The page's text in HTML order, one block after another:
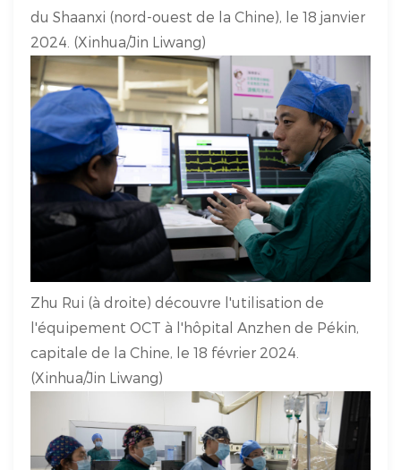
du Shaanxi (nord-ouest de la Chine), le 18 janvier
2024. (Xinhua/Jin Liwang)
Zhu Rui (à droite) découvre l'utilisation de
l'équipement OCT à l'hôpital Anzhen de Pékin,
capitale de la Chine, le 18 février 2024.
(Xinhua/Jin Liwang)